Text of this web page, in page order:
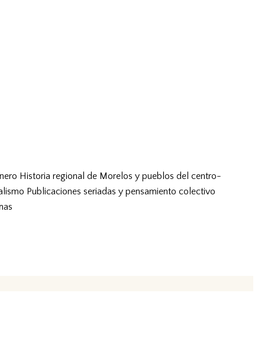
Historia regional de Morelos y pueblos del centro-
Publicaciones seriadas y pensamiento colectivo